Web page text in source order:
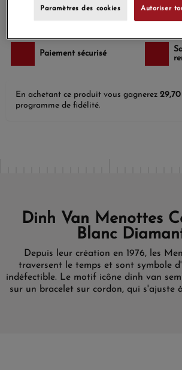
Paiement sécurisé
En achetant ce produit vous gagnerez
programme de fidélité.
Dinh Van Menottes
Blanc
Depuis leur création en 1976, les
traversent le temps et sont symbole
indéfectible. Le motif icône dinh van
sur un bracelet sur cordon, qui s'ajuste
Paramètres des cookies Autoriser